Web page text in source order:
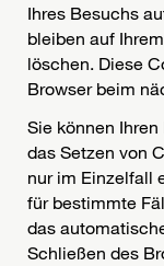
Ihres Besuchs
bleiben auf
löschen. Diese
Browser beim
Sie können
das Setzen von
nur im Einzelfall
für bestimmte
das
Schließen des